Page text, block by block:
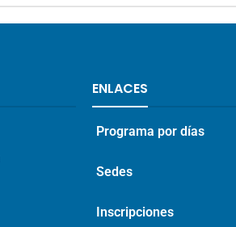
ENLACES
Programa por días
Sedes
Inscripciones